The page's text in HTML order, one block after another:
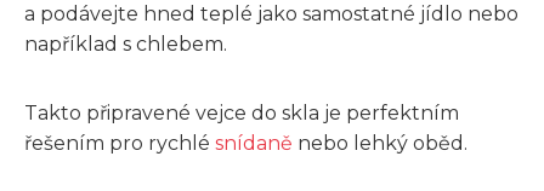
a podávejte hned teplé jako samostatné jídlo nebo
například s chlebem.
Takto připravené vejce do skla je perfektním
řešením pro rychlé snídaně nebo lehký oběd.